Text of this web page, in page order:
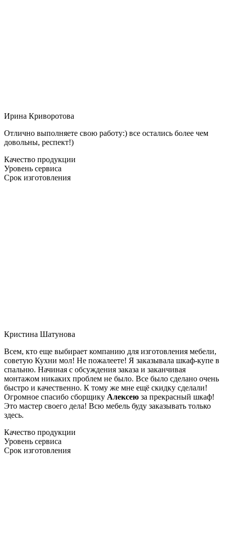
Ирина Криворотова
Отлично выполняете свою работу:) все остались более чем
довольны, респект!)
Качество продукции
Уровень сервиса
Срок изготовления
Кристина Шатунова
Всем, кто еще выбирает компанию для изготовления мебели,
советую Кухни мол! Не пожалеете! Я заказывала шкаф-купе в
спальню. Начиная с обсуждения заказа и заканчивая
монтажом никаких проблем не было. Все было сделано очень
быстро и качественно. К тому же мне ещё скидку сделали!
Огромное спасибо сборщику Алексею за прекрасный шкаф!
Это мастер своего дела! Всю мебель буду заказывать только
здесь.
Качество продукции
Уровень сервиса
Срок изготовления